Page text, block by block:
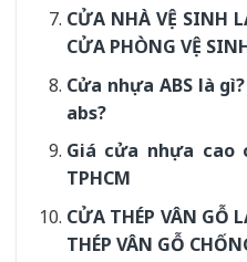
CỬA NHÀ VỆ SINH
CỬA PHÒNG VỆ
Cửa nhựa ABS là
abs?
Giá cửa nhựa cao
TPHCM
CỬA THÉP VÂN GỖ
THÉP VÂN GỖ